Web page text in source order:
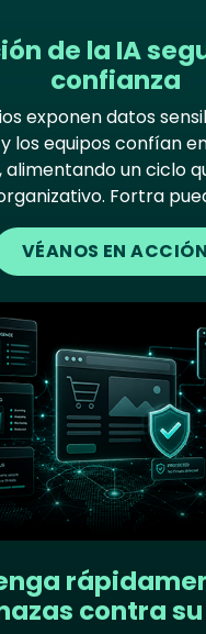
de la IA
confianza
exponen datos
los equipos confían
alimentando un ciclo
Fortra
VÉANOS EN ACCIÓN
contra